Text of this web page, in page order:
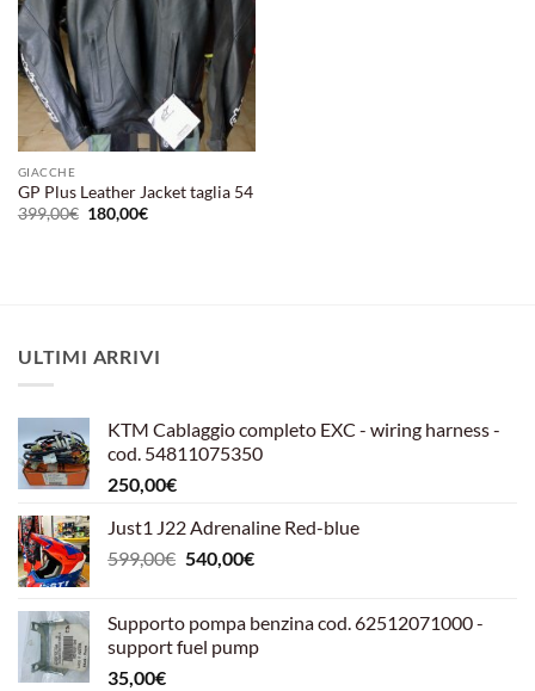
GIACCHE
GP Plus Leather Jacket taglia 54
399,00€ Il
prezzo
180,00€Il
ULTIMI ARRIVI
KTM Cablaggio completo EXC - wiring harness -
cod. 54811075350
250,00€
Just1 J22 Adrenaline Red-blue
599,00€ Il
era:
599,00€.
540,00€Il
è:
540,00€.
Supporto pompa benzina cod. 62512071000 -
support fuel pump
35,00€